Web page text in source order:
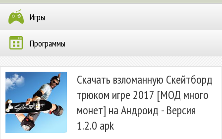
Игры
Программы
Скачать взломанную Скейтборд
трюком игре 2017 [МОД много
монет] на Андроид - Версия
1.2.0 apk